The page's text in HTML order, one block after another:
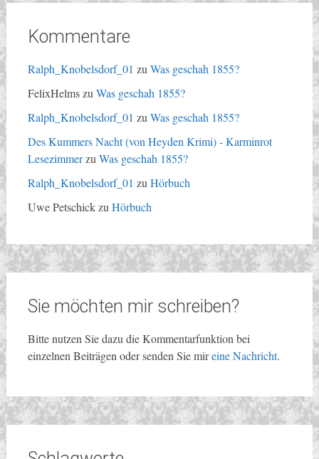
Kommentare
Ralph_Knobelsdorf_01 zu Was geschah 1855?
FelixHelmszu Was geschah 1855?
Ralph_Knobelsdorf_01 zu Was geschah 1855?
Des Kummers Nacht (von Heyden Krimi) - Karminrot
Lesezimmerzu Was geschah 1855?
Ralph_Knobelsdorf_01 zu Hörbuch
Uwe Petschickzu Hörbuch
Sie möchten mir schreiben?
Bitte nutzen Sie dazu die Kommentarfunktion bei
einzelnen Beiträgen oder senden Sie mireine Nachricht.